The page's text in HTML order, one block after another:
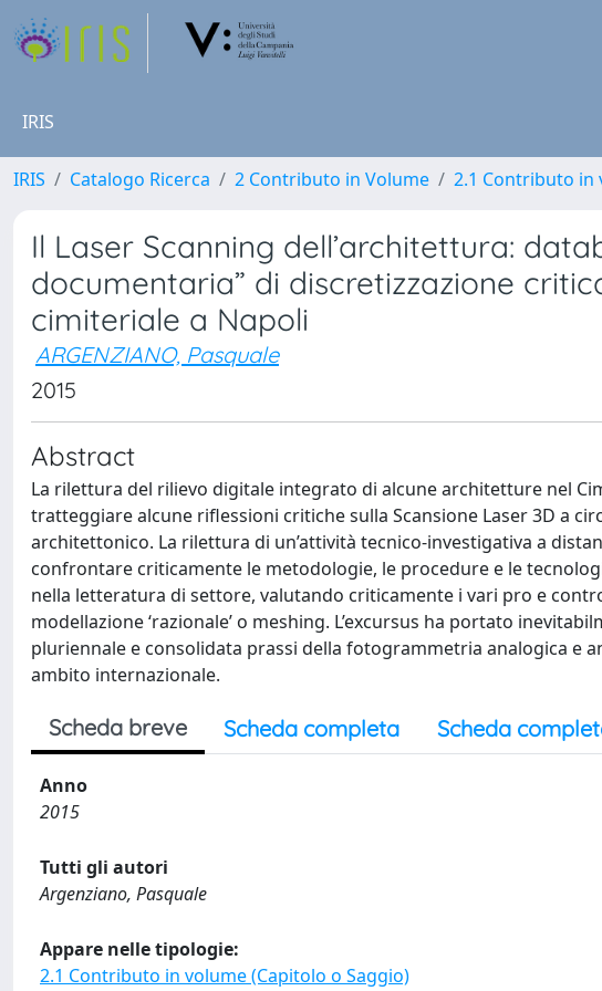
IRIS
IRIS Catalogo Ricerca 2 Contributo in Volume 2.1 Contributo in
Il Laser Scanning dell’architettura:
documentaria” di discretizzazione
cimiteriale a Napoli
ARGENZIANO, Pasquale
2015
Abstract
La rilettura del rilievo digitale integrato di alcune architetture nel
tratteggiare alcune riflessioni critiche sulla Scansione Laser 3D a
architettonico. La rilettura di un’attività tecnico-investigativa a
confrontare criticamente le metodologie, le procedure e le
nella letteratura di settore, valutando criticamente i vari pro e
modellazione ‘razionale’ o meshing. L’excursus ha portato
pluriennale e consolidata prassi della fotogrammetria analogica e
ambito internazionale.
Scheda breve Scheda completa Scheda
Anno
2015
Tutti gli autori
Argenziano, Pasquale
Appare nelle tipologie:
2.1 Contributo in volume (Capitolo o Saggio)